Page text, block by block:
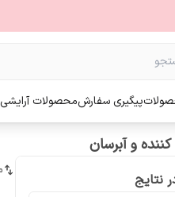
پیگیری سفارشمحصولات آرایشی
و آبرسان
نتایج